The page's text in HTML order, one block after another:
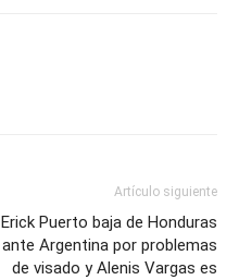
Artículo siguiente
Erick Puerto baja de Honduras
ante Argentina por problemas
de visado y Alenis Vargas es